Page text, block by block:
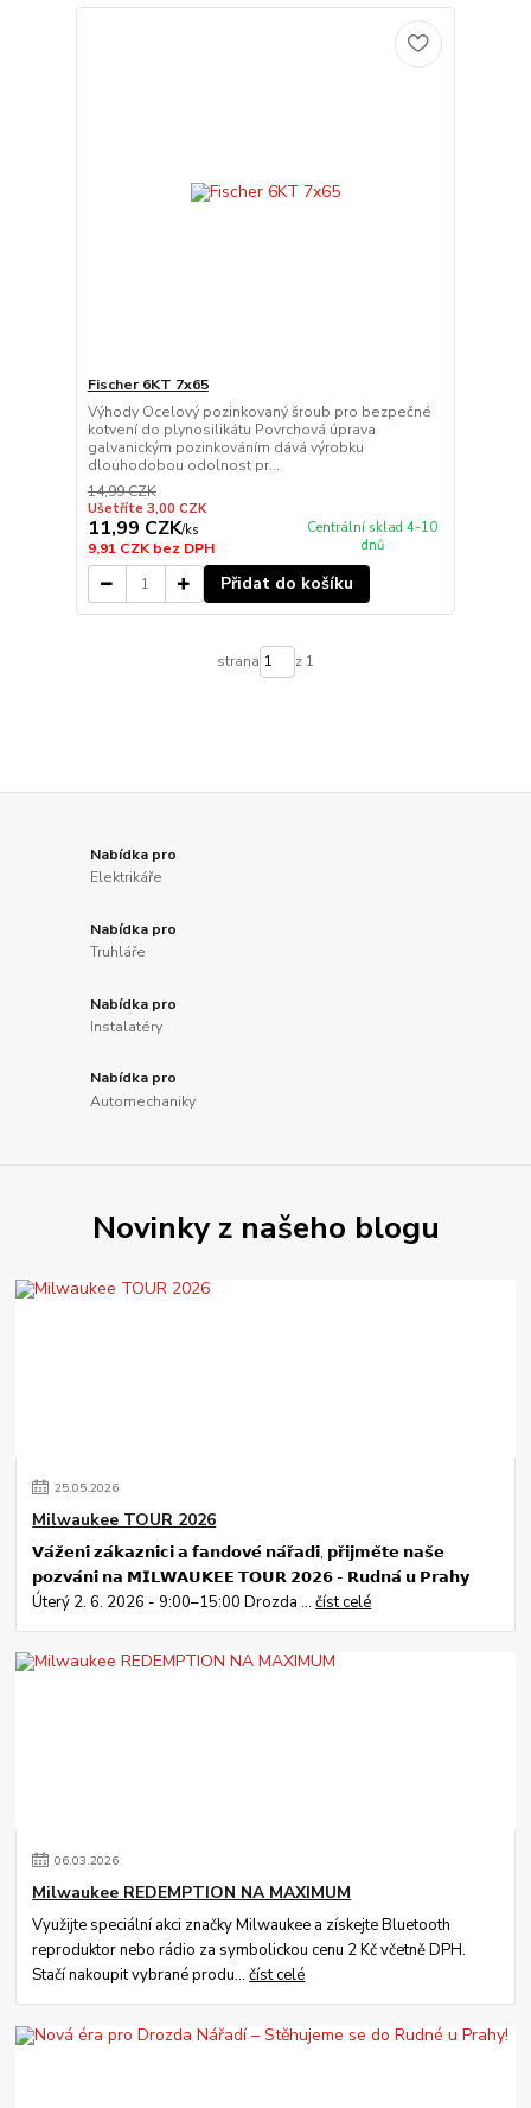
Fischer 6KT 7x65
Výhody Ocelový pozinkovaný šroub pro bezpečné
kotvení do plynosilikátu Povrchová úprava
galvanickým pozinkováním dává výrobku
dlouhodobou odolnost pr...
14,99 CZK
Ušetříte 3,00 CZK
11,99 CZK/ks
9,91 CZKbez DPH
Centrální sklad 4-10
dnů
Přidat do košíku
strana z 1
Nabídka pro
Elektrikáře
Nabídka pro
Truhláře
Nabídka pro
Instalatéry
Nabídka pro
Automechaniky
Novinky z našeho blogu
25.05.2026
Milwaukee TOUR 2026
𝗩𝗮́𝘇̌𝗲𝗻𝗶́ 𝘇𝗮́𝗸𝗮𝘇𝗻𝗶́𝗰𝗶 𝗮 𝗳𝗮𝗻𝗱𝗼𝘃𝗲́ 𝗻𝗮́𝗿̌𝗮𝗱𝗶́, 𝗽𝗿̌𝗶𝗷𝗺𝗲̌𝘁𝗲 𝗻𝗮𝘀̌𝗲
𝗽𝗼𝘇𝘃𝗮́𝗻𝗶́ 𝗻𝗮 𝗠𝗜𝗟𝗪𝗔𝗨𝗞𝗘𝗘 𝗧𝗢𝗨𝗥 𝟮𝟬𝟮𝟲 - 𝗥𝘂𝗱𝗻𝗮́ 𝘂 𝗣𝗿𝗮𝗵𝘆
Úterý 2. 6. 2026 - 9:00–15:00 Drozda ...číst celé
06.03.2026
Milwaukee REDEMPTION NA MAXIMUM
Využijte speciální akci značky Milwaukee a získejte Bluetooth
reproduktor nebo rádio za symbolickou cenu 2 Kč včetně DPH.
Stačí nakoupit vybrané produ...číst celé